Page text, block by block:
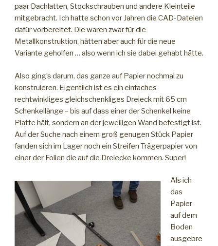
paar Dachlatten, Stockschrauben und andere Kleinteile
mitgebracht. Ich hatte schon vor Jahren die CAD-Dateien
dafür vorbereitet. Die waren zwar für die
Metallkonstruktion, hätten aber auch für die neue
Variante geholfen … also wenn ich sie dabei gehabt hätte.
Also ging’s darum, das ganze auf Papier nochmal zu
konstruieren. Eigentlich ist es ein einfaches
rechtwinkliges gleichschenkliges Dreieck mit 65 cm
Schenkellänge – bis auf dass einer der Schenkel keine
Platte hält, sondern an der jeweiligen Wand befestigt ist.
Auf der Suche nach einem groß genugen Stück Papier
fanden sich im Lager noch ein Streifen Trägerpapier von
einer der Folien die auf die Dreiecke kommen. Super!
Als ich
das
Papier
auf dem
Boden
ausgebre